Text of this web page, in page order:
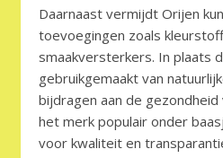
Daarnaast vermijdt Orijen
toevoegingen zoals
smaakversterkers. In plaats
gebruikgemaakt van
bijdragen aan de
het merk populair onder
voor kwaliteit en